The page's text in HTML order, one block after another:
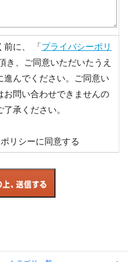
前に、 「プライバシーポリ
き、ご同意いただいたうえ
進んでください。ご同意い
お問い合わせできませんの
承ください。
リシーに同意する